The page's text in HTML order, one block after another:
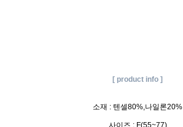
[ product info ]
소재 : 텐셀80%,나일론20%
사이즈 : F(55~77)